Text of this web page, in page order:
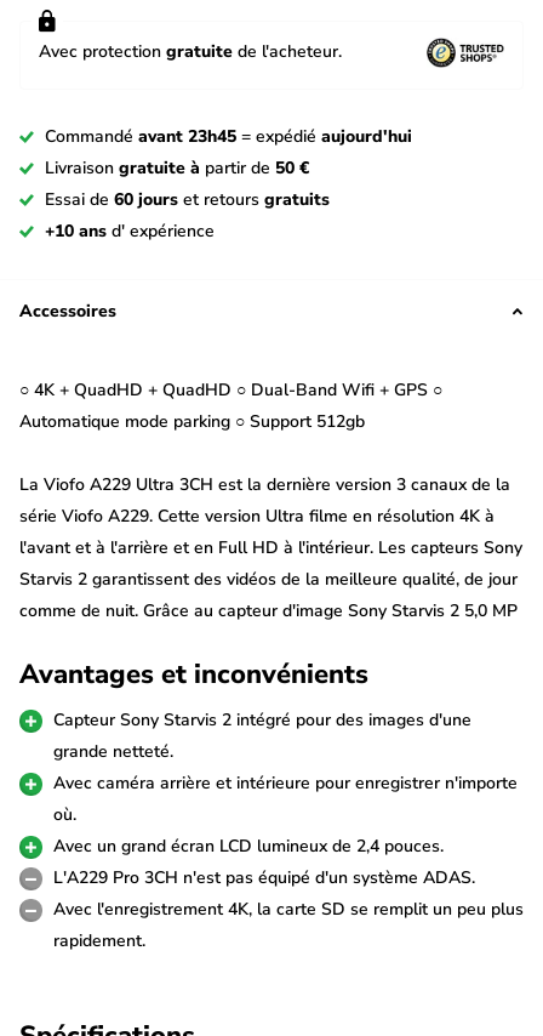
Avec protection gratuite de l'acheteur.
Commandé avant 23h45 = expédié aujourd'hui
Livraison gratuite à partir de 50 €
Essai de 60 jours et retours gratuits
+10 ans d' expérience
Accessoires
○ 4K + QuadHD + QuadHD ○ Dual-Band Wifi + GPS ○
Automatique mode parking ○ Support 512gb
La Viofo A229 Ultra 3CH est la dernière version 3 canaux de la
série Viofo A229. Cette version Ultra filme en résolution 4K à
l'avant et à l'arrière et en Full HD à l'intérieur. Les capteurs Sony
Starvis 2 garantissent des vidéos de la meilleure qualité, de jour
comme de nuit. Grâce au capteur d'image Sony Starvis 2 5,0 MP
l'avant, à l'arrière et à l'intérieur du véhicule.
4K + 4K + Full HD
Grâce à ses trois capteurs d'image Sony Starvis 2, la Viofo A229
Ultra 3CH offre une qualité vidéo inégalée. La caméra arrière
est reliée à la caméra avant à l'aide d'un long câble de 6 mètres
fourni. Les images de la caméra intérieure et de la caméra
arrière sont enregistrées séparément sur la carte SD. Sur l'écran
LCD HD de 2,4 pouces, la caméra arrière s'affiche sur un quart
Avantages et inconvénients
Capteur Sony Starvis 2 intégré pour des images d'une
grande netteté.
Avec caméra arrière et intérieure pour enregistrer n'importe
où.
Avec un grand écran LCD lumineux de 2,4 pouces.
L'A229 Pro 3CH n'est pas équipé d'un système ADAS.
Avec l'enregistrement 4K, la carte SD se remplit un peu plus
rapidement.